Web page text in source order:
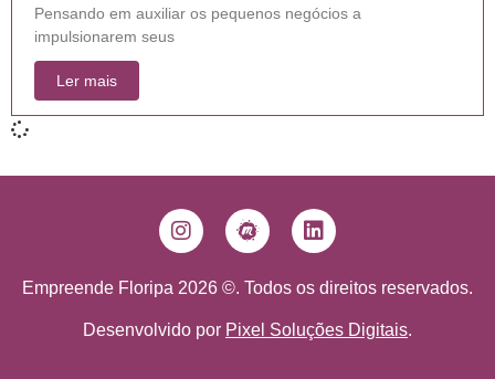
Pensando em auxiliar os pequenos negócios a
impulsionarem seus
Ler mais
Empreende Floripa 2026 ©. Todos os direitos reservados.
Desenvolvido por Pixel Soluções Digitais.